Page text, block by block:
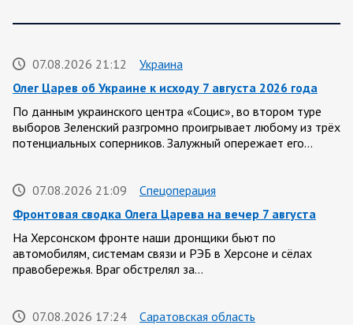
07.08.2026 21:12
Украина
Олег Царев об Украине к исходу 7 августа 2026 года
По данным украинского центра «Социс», во втором туре
выборов Зеленский разгромно проигрывает любому из трёх
потенциальных соперников. Залужный опережает его…
07.08.2026 21:09
Спецоперация
Фронтовая сводка Олега Царева на вечер 7 августа
На Херсонском фронте наши дронщики бьют по
автомобилям, системам связи и РЭБ в Херсоне и сёлах
правобережья. Враг обстрелял за…
07.08.2026 17:24
Саратовская область